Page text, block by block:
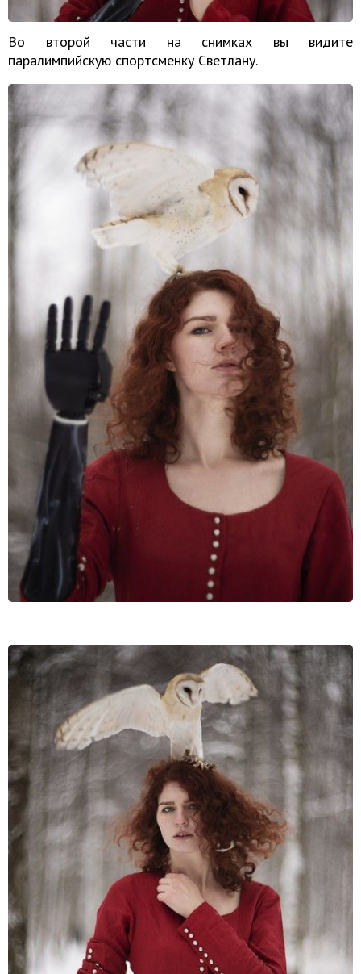
Во второй части на снимках вы видите
паралимпийскую спортсменку Светлану.